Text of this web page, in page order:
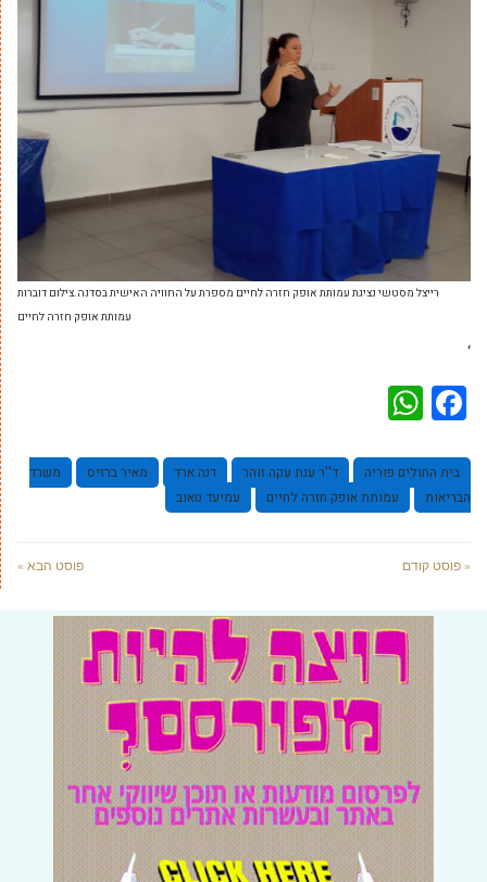
‏‏רייצל מסטשי נציגת עמותת אופק חזרה לחיים מספרת על החוויה האישית בסדנה.צילום דוברות
עמותת אופק חזרה לחיים
‘
Facebook
בית החולים פוריה ד''ר ענת עקה זוהר דנה ארד מאיר ברזיס
משרד
הבריאות
עמותת אופק חזרה לחיים עמיעד טאוב
« פוסט קודם פוסט הבא »